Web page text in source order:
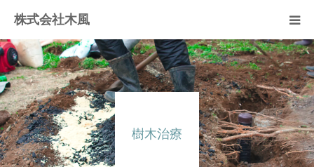
株式会社木風
樹木治療
業務案内
資材販売(ブレスパイプ)
樹木医受験応援講座